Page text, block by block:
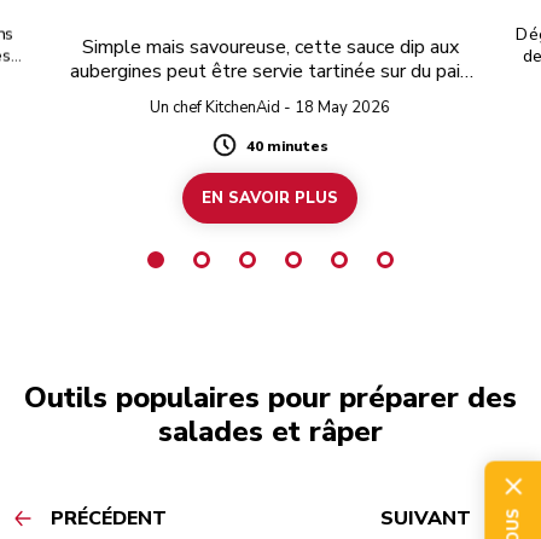
Simple mais savoureuse, cette sauce dip aux
aubergines peut être servie tartinée sur du pain
grillé ou pour y tremper des biscuits lors d’une
fête.
Un chef KitchenAid - 18 May 2026
Duration
40 minutes
EN SAVOIR PLUS
Outils populaires pour préparer des
salades et râper
PRÉCÉDENT SUIVANT